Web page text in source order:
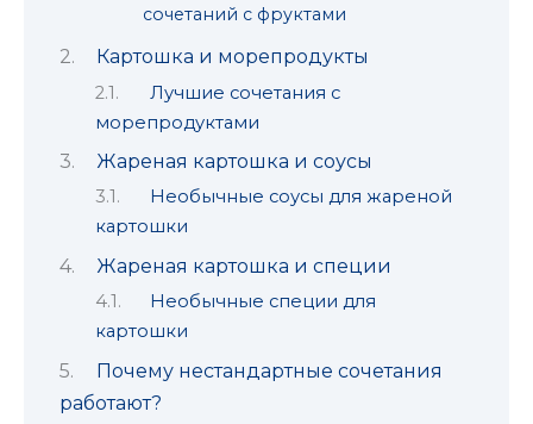
сочетаний с фруктами
Картошка и морепродукты
Лучшие сочетания с
морепродуктами
Жареная картошка и соусы
Необычные соусы для жареной
картошки
Жареная картошка и специи
Необычные специи для
картошки
Почему нестандартные сочетания
работают?